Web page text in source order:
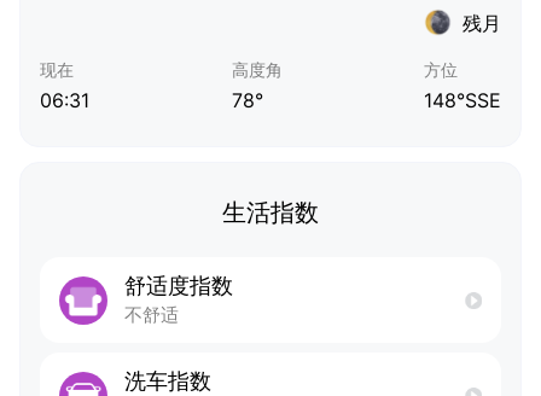
残月
现在
06:31
高度角
78°
方位
148°SSE
生活指数
舒适度指数
不舒适
洗车指数